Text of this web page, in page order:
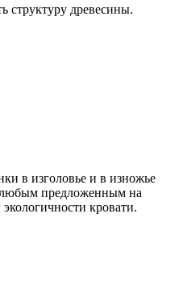
древесины.
в изголовье и в изножье
любым предложенным на
кровати.